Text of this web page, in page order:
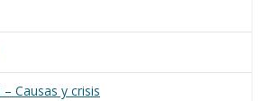
Causas y crisis